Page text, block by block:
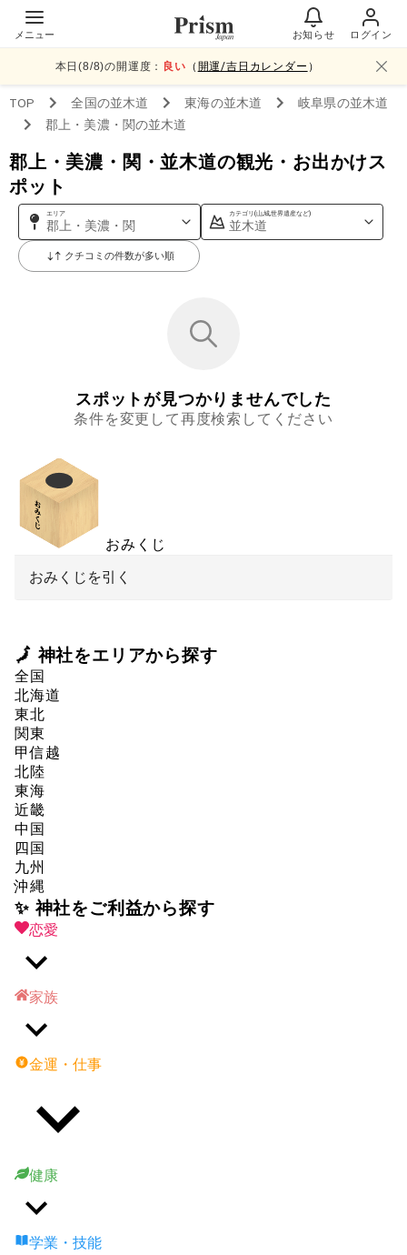
メニュー お知らせ ログイン
本日(8/8)の開運度： 良い （ 開運/吉日カレンダー ）
TOP 全国の並木道 東海の並木道 岐阜県の並木道
郡上・美濃・関の並木道
郡上・美濃・関・並木道の観光・お出かけス
ポット
エリア
郡上・美濃・関
カテゴリ(山,城,世界遺産など)
並木道
クチコミの件数が多い順
スポットが見つかりませんでした
条件を変更して再度検索してください
おみくじ
おみくじを引く
🗾 神社をエリアから探す
全国
北海道
東北
関東
甲信越
北陸
東海
近畿
中国
四国
九州
沖縄
✨ 神社をご利益から探す
恋愛
家族
金運・仕事
健康
学業・技能